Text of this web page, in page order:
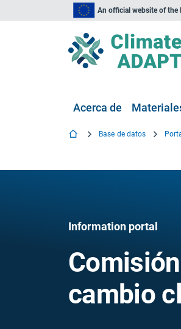
An official website of the
Acerca de
Base de datos
Information portal
cambio